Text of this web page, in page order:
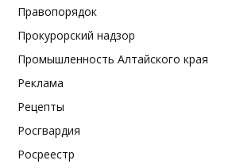
Правопорядок
Прокурорский надзор
Промышленность Алтайского края
Реклама
Рецепты
Росгвардия
Росреестр